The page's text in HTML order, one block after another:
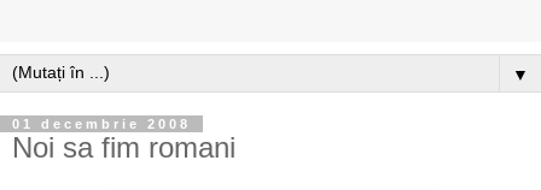
▼
01 decembrie 2008
Noi sa fim romani